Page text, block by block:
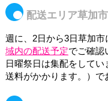
配送エリア草加
週に、2日から3日草加
域内の配送予定でご確認
日曜祭日は集配をして
送料がかかります。）で